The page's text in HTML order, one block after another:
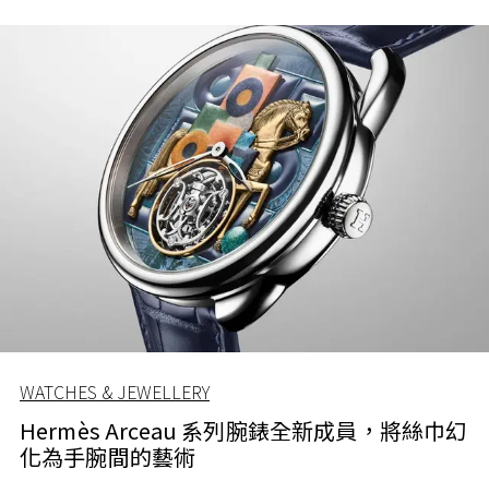
WATCHES & JEWELLERY
Hermès Arceau 系列腕錶全新成員，將絲巾幻
化為手腕間的藝術